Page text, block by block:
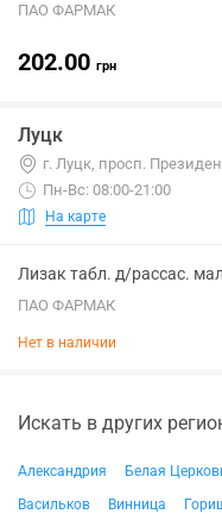
ПАО ФАРМАК
202.00 грн
Луцк
г. Луцк, просп.
Пн-Вс: 08:00-21:00
На карте
Лизак табл. д/рассас.
ПАО ФАРМАК
Нет в наличии
Искать в других
Александрия Белая
Васильков
Винница